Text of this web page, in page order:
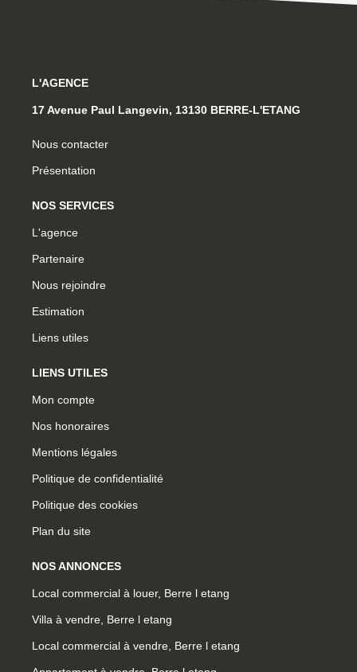
L'AGENCE
17 Avenue Paul Langevin, 13130 BERRE-L'ETANG
Nous contacter
Présentation
NOS SERVICES
L'agence
Partenaire
Nous rejoindre
Estimation
Liens utiles
LIENS UTILES
Mon compte
Nos honoraires
Mentions légales
Politique de confidentialité
Politique des cookies
Plan du site
NOS ANNONCES
Local commercial à louer, Berre l etang
Villa à vendre, Berre l etang
Local commercial à vendre, Berre l etang